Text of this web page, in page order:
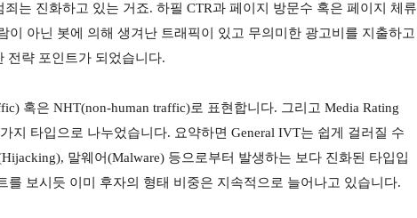
는 진화하고 있는 거죠. 하필 CTR과 페이지 방문수 혹은 페이지 체류
아닌 봇에 의해 생겨난 트래픽이 있고 무의미한 광고비를 지출하고
전략 포인트가 되었습니다.
혹은 NHT(non-human traffic)로 표현합니다. 그리고 Media Rating
지 타입으로 나누었습니다. 요약하면 General IVT는 쉽게 걸러질 수
말웨어(Malware) 등으로부터 발생하는 보다 진화된 타입입
보시듯 이미 후자의 형태 비중은 지속적으로 늘어나고 있습니다.